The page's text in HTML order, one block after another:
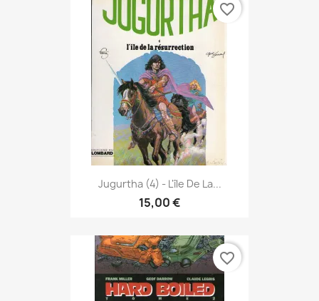
Jugurtha (4) - L'île De La...
15,00 €
favorite_border
favorite_border